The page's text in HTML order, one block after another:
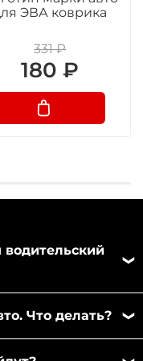
ЭВА коврика
331 ₽
180 ₽
в любой
или Телеграм,
Что делать?